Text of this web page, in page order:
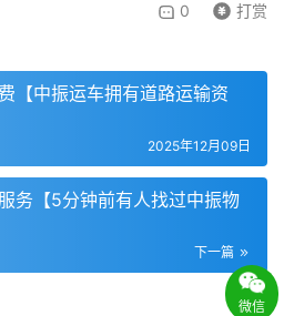
0 打赏
【中振运车拥有道路运输资
2025年12月09日
务【5分钟前有人找过中振物
下一篇
微信